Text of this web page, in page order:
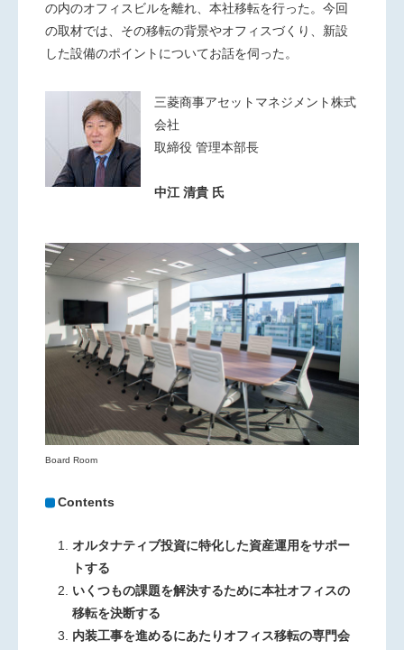
の内のオフィスビルを離れ、本社移転を行った。今回
の取材では、その移転の背景やオフィスづくり、新設
した設備のポイントについてお話を伺った。
三菱商事アセットマネジメント株式
会社
取締役 管理本部長
中江 清貴 氏
Board Room
Contents
オルタナティブ投資に特化した資産運用をサポー
トする
いくつもの課題を解決するために本社オフィスの
移転を決断する
内装工事を進めるにあたりオフィス移転の専門会